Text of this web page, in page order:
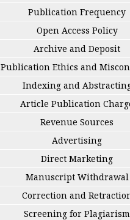
Publication Frequency
Open Access Policy
Archive and Deposit
Publication Ethics and
Indexing and
Article Publication
Revenue Sources
Advertising
Direct Marketing
Manuscript Withdrawal
Correction and
Screening for Plagiarism